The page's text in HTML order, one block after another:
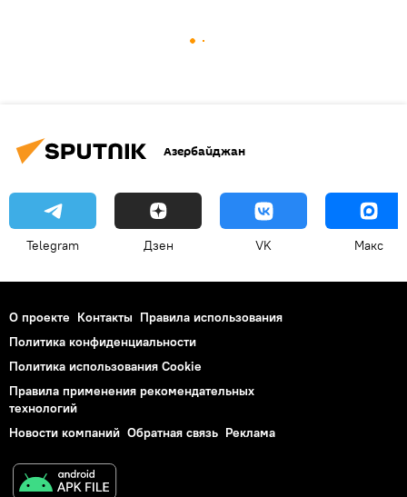
Азербайджан
Telegram Дзен VK Макс
О проекте Контакты Правила использования
Политика конфиденциальности
Политика использования Cookie
Правила применения рекомендательных
технологий
Новости компаний Обратная связь Реклама